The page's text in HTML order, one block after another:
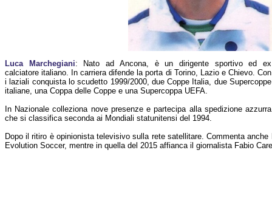
Luca Marchegiani: Nato ad Ancona, è un dirigente sportivo ed ex
calciatore italiano. In carriera difende la porta di Torino, Lazio e Chievo. Con
i laziali conquista lo scudetto 1999/2000, due Coppe Italia, due Supercoppe
italiane, una Coppa delle Coppe e una Supercoppa UEFA.
In Nazionale colleziona nove presenze e partecipa alla spedizione azzurra
che si classifica seconda ai Mondiali statunitensi del 1994.
Dopo il ritiro è opinionista televisivo sulla rete satellitare. Commenta
Evolution Soccer, mentre in quella del 2015 affianca il giornalista Fabio